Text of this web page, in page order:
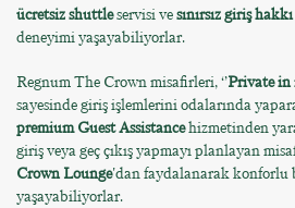
ücretsiz shuttleservisi vesınırsız giriş hakkı
deneyimi yaşayabiliyorlar.
Regnum The Crown misafirleri, ‘’Private in
sayesinde giriş işlemlerini odalarında
premium Guest Assistancehizmetinden
giriş veya geç çıkış yapmayı planlayan
Crown Lounge'dan faydalanarak konforlu
yaşayabiliyorlar.